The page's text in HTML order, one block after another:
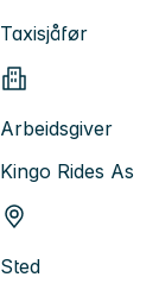
Taxisjåfør
Arbeidsgiver
Kingo Rides As
Sted